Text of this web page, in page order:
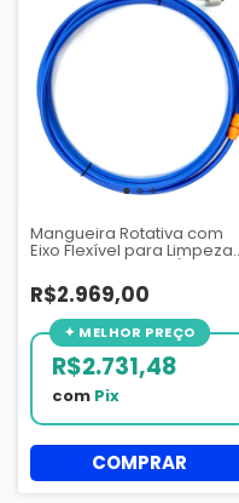
Mangueira Rotativa com
Eixo Flexível para Limpeza
de Trocadores - 3/8" x 7,90
Metros
R$2.969,00
R$2.731,48
com Pix